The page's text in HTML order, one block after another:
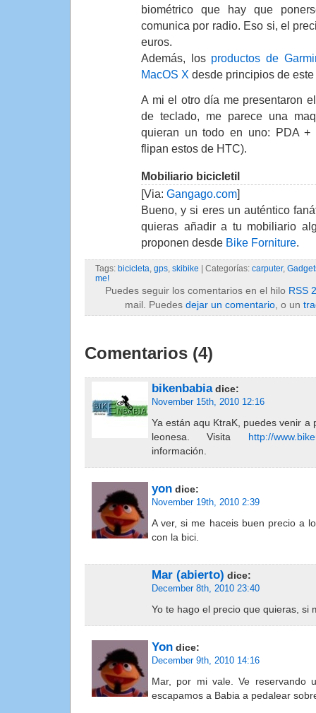
biométrico que hay que
comunica por radio. Eso si, el
euros.
Además, los productos de
MacOS X desde principios de
A mi el otro día me presentaron
de teclado, me parece una
quieran un todo en uno: PDA
flipan estos de HTC).
Mobiliario bicicletil
[Via: Gangago.com]
Bueno, y si eres un auténtico
quieras añadir a tu mobiliario
proponen desde Bike Forniture.
Tags: bicicleta, gps, skibike | Categorías: carputer,
me!
Puedes seguir los comentarios en el hilo RSS
mail. Puedes dejar un comentario, o un
Comentarios (4)
bikenbabiadice:
November 15th, 2010 12:16
Ya están aqu KtraK, puedes venir a
leonesa. Visita http://
información.
yon dice:
November 19th, 2010 2:39
A ver, si me haceis buen precio a
con la bici.
Mar (abierto) dice:
December 8th, 2010 23:40
Yo te hago el precio que quieras, si
Yon dice:
December 9th, 2010 14:16
Mar, por mi vale. Ve reservando
escapamos a Babia a pedalear